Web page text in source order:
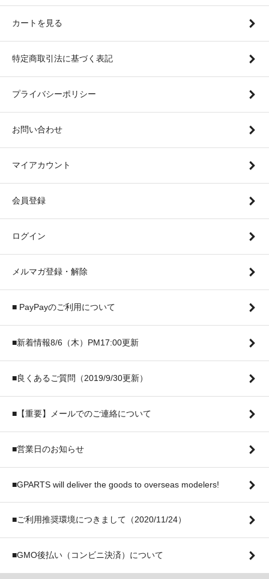
カートを見る
特定商取引法に基づく表記
プライバシーポリシー
お問い合わせ
マイアカウント
会員登録
ログイン
メルマガ登録・解除
■ PayPayのご利用について
■新着情報8/6（木）PM17:00更新
■良くあるご質問（2019/9/30更新）
■【重要】メールでのご連絡について
■営業日のお知らせ
■GPARTS will deliver the goods to overseas modelers!
■ご利用推奨環境につきまして（2020/11/24）
■GMO後払い（コンビニ決済）について